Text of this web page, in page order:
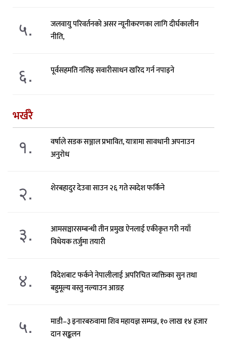
५.
जलवायु परिवर्तनको असर न्यूनीकरणका लागि दीर्घकालीन
नीति,
६. पूर्वसहमति नलिइ सवारीसाधन खरिद गर्न नपाइने
भर्खरै
१.
वर्षाले सडक सञ्जाल प्रभावित, यात्रामा सावधानी अपनाउन
अनुरोध
२. शेरबहादुर देउवा साउन २६ गते स्वदेश फर्किने
३.
आमसञ्चारसम्बन्धी तीन प्रमुख ऐनलाई एकीकृत गरी नयाँ
विधेयक तर्जुमा तयारी
४.
विदेशबाट फर्कने नेपालीलाई अपरिचित व्यक्तिका सुन तथा
बहुमूल्य वस्तु नल्याउन आग्रह
५.
माडी–३ इनारबरुवामा शिव महायज्ञ सम्पन्न, १० लाख १४ हजार
दान सङ्कलन